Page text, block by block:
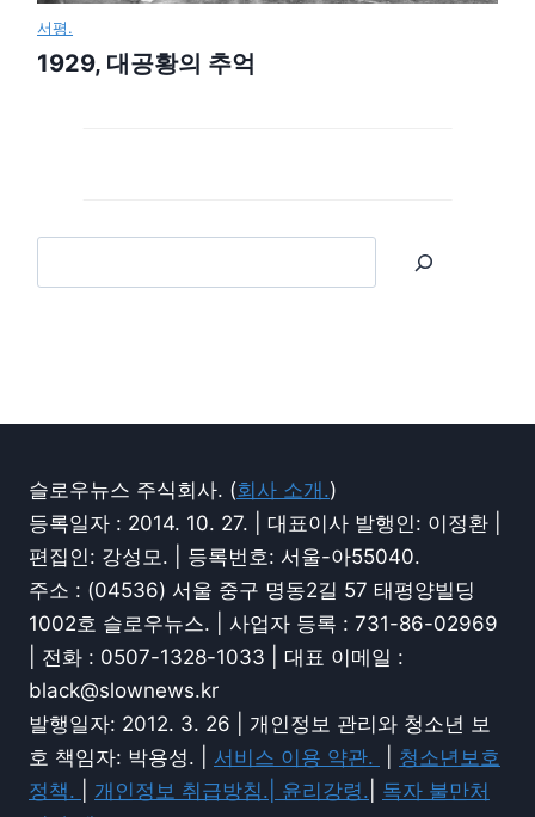
서평.
1929, 대공황의 추억
슬로우뉴스 주식회사. (회사 소개.)
등록일자 : 2014. 10. 27. | 대표이사 발행인: 이정환 |
편집인: 강성모. | 등록번호: 서울-아55040.
주소 : (04536) 서울 중구 명동2길 57 태평양빌딩
1002호 슬로우뉴스. | 사업자 등록 : 731-86-02969
| 전화 : 0507-1328-1033 | 대표 이메일 :
black@slownews.kr
발행일자: 2012. 3. 26 | 개인정보 관리와 청소년 보
호 책임자: 박용성. | 서비스 이용 약관.
청소년보호
정책.
개인정보 취급방침.| 윤리강령.
독자 불만처